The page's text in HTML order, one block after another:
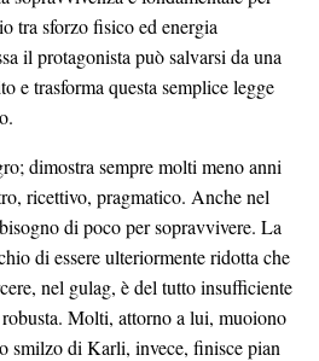
tra sforzo fisico ed energia
il protagonista può salvarsi da una
e trasforma questa semplice legge
dimostra sempre molti meno anni
ricettivo, pragmatico. Anche nel
di poco per sopravvivere. La
di essere ulteriormente ridotta che
nel gulag, è del tutto insufficiente
Molti, attorno a lui, muoiono
smilzo di Karli, invece, finisce pian